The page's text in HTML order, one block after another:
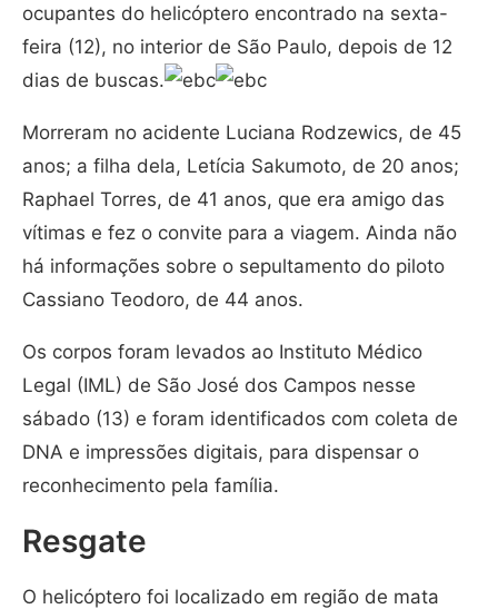
ocupantes do helicóptero encontrado na sexta-
feira (12), no interior de São Paulo, depois de 12
dias de buscas.
Morreram no acidente Luciana Rodzewics, de 45
anos; a filha dela, Letícia Sakumoto, de 20 anos;
Raphael Torres, de 41 anos, que era amigo das
vítimas e fez o convite para a viagem. Ainda não
há informações sobre o sepultamento do piloto
Cassiano Teodoro, de 44 anos.
Os corpos foram levados ao Instituto Médico
Legal (IML) de São José dos Campos nesse
sábado (13) e foram identificados com coleta de
DNA e impressões digitais, para dispensar o
reconhecimento pela família.
Resgate
O helicóptero foi localizado em região de mata